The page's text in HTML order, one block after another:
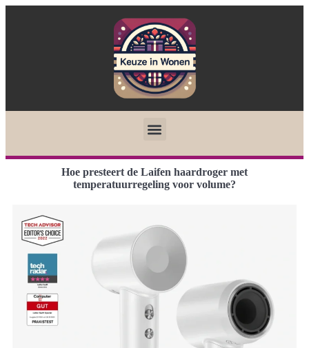
Hoe presteert de Laifen haardroger met
temperatuurregeling voor volume?